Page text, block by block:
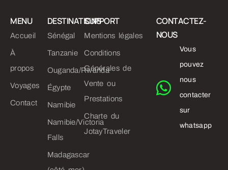
MENU
Accueil
À
propos
Voyages
Contact
DESTINATIONS
Sénégal
Tanzanie
Ouganda/Rwanda
Égypte
Namibie
Namibie/Victoria
Falls
Madagascar
SUPPORT
Mentions légales
Conditions
Générales de
Vente ou
Prestations
Charte du
JotayTraveler
CONTACTEZ-
NOUS
Vous
pouvez
nous
contacter
sur
whatsapp